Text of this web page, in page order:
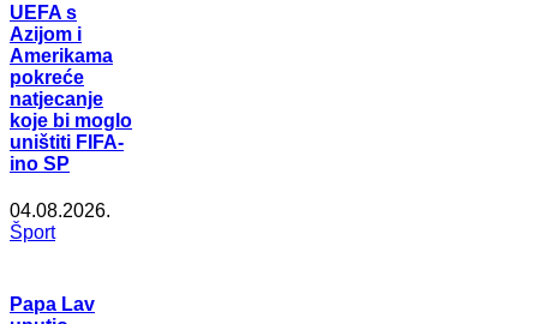
UEFA s
Azijom i
Amerikama
pokreće
natjecanje
koje bi moglo
uništiti FIFA-
ino SP
04.08.2026.
Šport
Papa Lav